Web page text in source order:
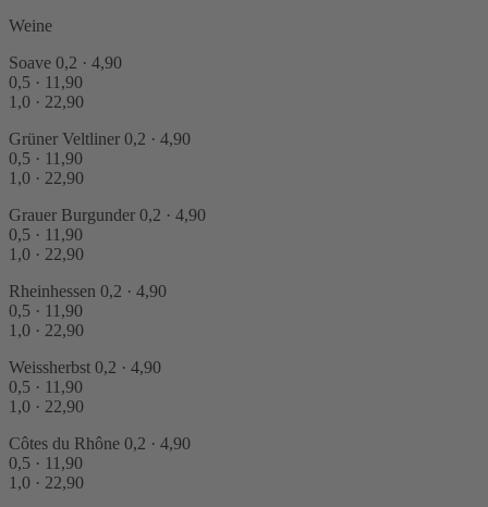
Weine
Soave 0,2 · 4,90
0,5 · 11,90
1,0 · 22,90
Grüner Veltliner 0,2 · 4,90
0,5 · 11,90
1,0 · 22,90
Grauer Burgunder 0,2 · 4,90
0,5 · 11,90
1,0 · 22,90
Rheinhessen 0,2 · 4,90
0,5 · 11,90
1,0 · 22,90
Weissherbst 0,2 · 4,90
0,5 · 11,90
1,0 · 22,90
Côtes du Rhône 0,2 · 4,90
0,5 · 11,90
1,0 · 22,90